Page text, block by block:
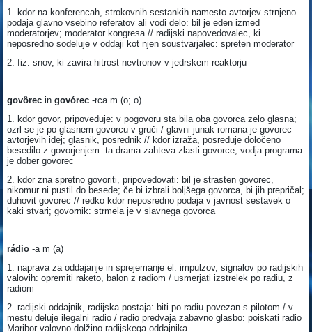
1. kdor na konferencah, strokovnih sestankih namesto avtorjev strnjeno
podaja glavno vsebino referatov ali vodi delo: bil je eden izmed
moderatorjev; moderator kongresa // radijski napovedovalec, ki
neposredno sodeluje v oddaji kot njen soustvarjalec: spreten moderator
2. fiz. snov, ki zavira hitrost nevtronov v jedrskem reaktorju
govôrec ingovórec -rca m (o; o)
1. kdor govor, pripoveduje: v pogovoru sta bila oba govorca zelo glasna;
ozrl se je po glasnem govorcu v gruči / glavni junak romana je govorec
avtorjevih idej; glasnik, posrednik // kdor izraža, posreduje določeno
besedilo z govorjenjem: ta drama zahteva zlasti govorce; vodja programa
je dober govorec
2. kdor zna spretno govoriti, pripovedovati: bil je strasten govorec,
nikomur ni pustil do besede; če bi izbrali boljšega govorca, bi jih prepričal;
duhovit govorec // redko kdor neposredno podaja v javnost sestavek o
kaki stvari; govornik: strmela je v slavnega govorca
rádio -a m (a)
1. naprava za oddajanje in sprejemanje el. impulzov, signalov po radijskih
valovih: opremiti raketo, balon z radiom / usmerjati izstrelek po radiu, z
radiom
2. radijski oddajnik, radijska postaja: biti po radiu povezan s pilotom / v
mestu deluje ilegalni radio / radio predvaja zabavno glasbo: poiskati radio
Maribor valovno dolžino radijskega oddajnika